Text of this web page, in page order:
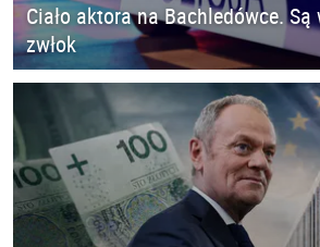
Ciało aktora na Bachledówce.
zwłok